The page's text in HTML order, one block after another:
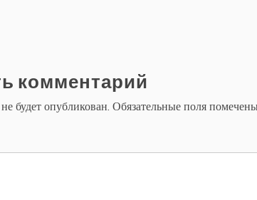
комментарий
будет опубликован. Обязательные поля